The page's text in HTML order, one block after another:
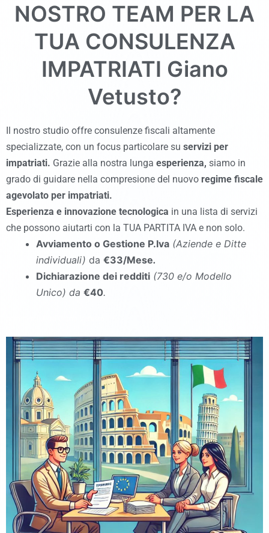
NOSTRO TEAM PER LA
TUA CONSULENZA
IMPATRIATI Giano
Vetusto?
Il nostro studio offre consulenze fiscali altamente
specializzate, con un focus particolare su servizi per
impatriati. Grazie alla nostra lunga esperienza, siamo in
grado di guidare nella compresione del nuovo regime fiscale
agevolato per impatriati.
Esperienza e innovazione tecnologica in una lista di servizi
che possono aiutarti con la TUA PARTITA IVA e non solo.
Avviamento o Gestione P.Iva (Aziende e Ditte
individuali) da €33/Mese.
Dichiarazione dei redditi (730 e/o Modello
Unico) da €40.